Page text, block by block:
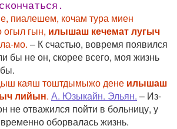
пиалешем, кочам тура миен
огыл гын, илышаш кечемат лугыч
мо. – К счастью, вовремя появился
бы не он, скорее всего, моя жизнь
каяш тоштдымыжо дене илышаш
лийын. А. Юзыкайн. Эльян. – Из-
не отважился пойти в больницу, у
оборвалась жизнь.